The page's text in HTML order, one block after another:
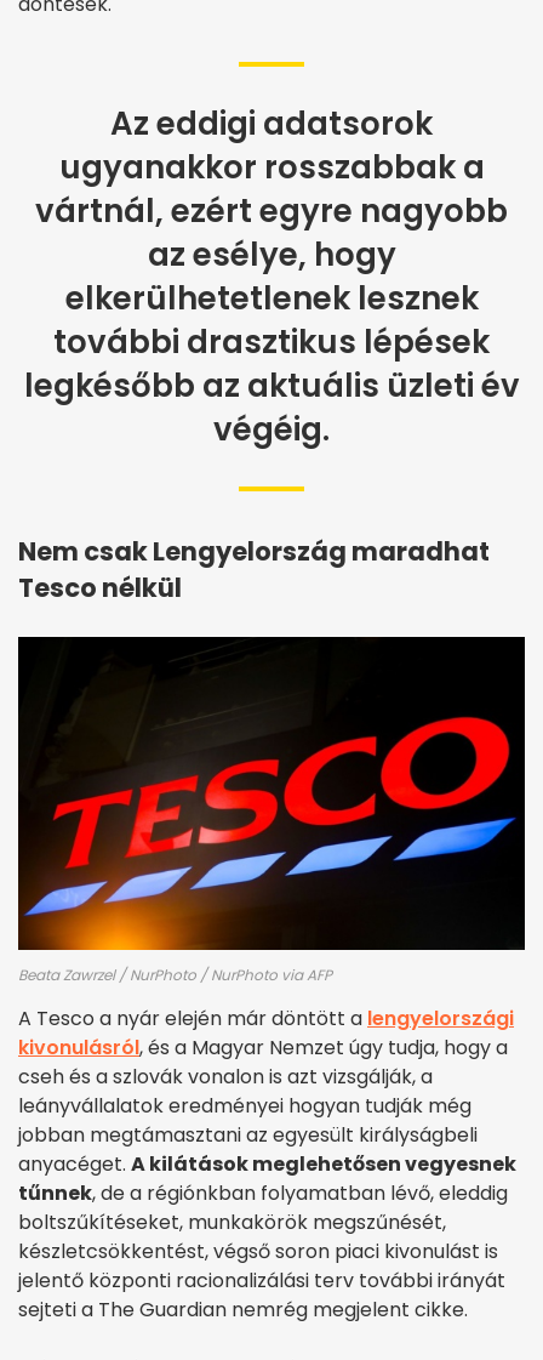
Az eddigi adatsorok
ugyanakkor rosszabbak a
vártnál, ezért egyre nagyobb
az esélye, hogy
elkerülhetetlenek lesznek
további drasztikus lépések
legkésőbb az aktuális üzleti év
végéig.
Nem csak Lengyelország maradhat
Tesco nélkül
Beata Zawrzel / NurPhoto / NurPhoto via AFP
A Tesco a nyár elején már döntött a lengyelországi
kivonulásról, és a Magyar Nemzet úgy tudja, hogy a
cseh és a szlovák vonalon is azt vizsgálják, a
leányvállalatok eredményei hogyan tudják még
jobban megtámasztani az egyesült királyságbeli
anyacéget. A kilátások meglehetősen vegyesnek
tűnnek, de a régiónkban folyamatban lévő, eleddig
boltszűkítéseket, munkakörök megszűnését,
készletcsökkentést, végső soron piaci kivonulást is
jelentő központi racionalizálási terv további irányát
sejteti a The Guardian nemrég megjelent cikke.